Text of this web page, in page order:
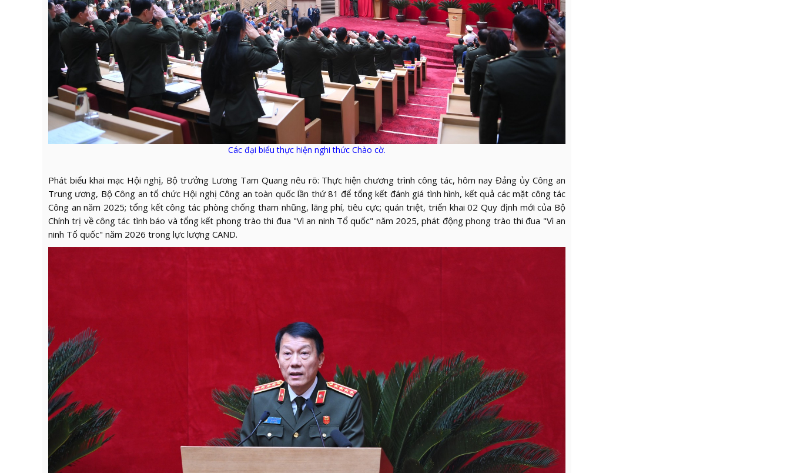
Các đại biểu thực hiện nghi thức Chào cờ.
Phát biểu khai mạc Hội nghị, Bộ trưởng Lương Tam Quang nêu rõ: Thực hiện chương trình công tác, hôm nay Đảng ủy Công an
Trung ương, Bộ Công an tổ chức Hội nghị Công an toàn quốc lần thứ 81 để tổng kết đánh giá tình hình, kết quả các mặt công tác
Công an năm 2025; tổng kết công tác phòng chống tham nhũng, lãng phí, tiêu cực; quán triệt, triển khai 02 Quy định mới của Bộ
Chính trị về công tác tình báo và tổng kết phong trào thi đua "Vì an ninh Tổ quốc" năm 2025, phát động phong trào thi đua "Vì an
ninh Tổ quốc" năm 2026 trong lực lượng CAND.